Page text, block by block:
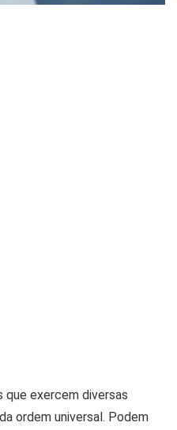
que exercem diversas
ordem universal. Podem